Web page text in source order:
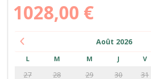
1028,00 €
Août 2026
L M M J V
27 28 29 30 31